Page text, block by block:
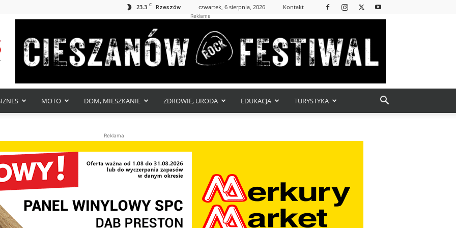
23.3 C Rzeszów czwartek, 6 sierpnia, 2026 Kontakt
Reklama
MOTO DOM, MIESZKANIE ZDROWIE, URODA EDUKACJA TURYSTYKA
Reklama